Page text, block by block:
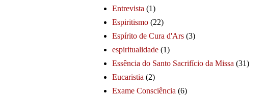
Entrevista (1)
Espiritismo (22)
Espírito de Cura d'Ars (3)
espiritualidade (1)
Essência do Santo Sacrifício da Missa (31)
Eucaristia (2)
Exame Consciência (6)